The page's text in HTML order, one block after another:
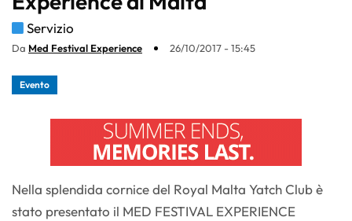
Servizio
Da Med Festival Experience 26/10/2017 - 15:45
Evento
Nella splendida cornice del Royal Malta Yatch Club è
stato presentato il MED FESTIVAL EXPERIENCE